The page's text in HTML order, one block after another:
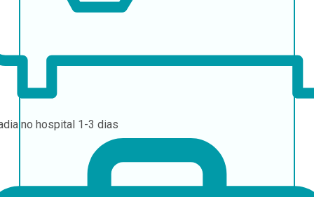
no hospital 1-3 dias